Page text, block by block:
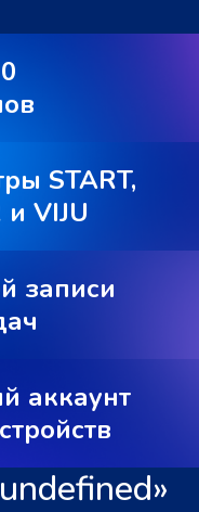
START,
и VIJU
записи
аккаунт